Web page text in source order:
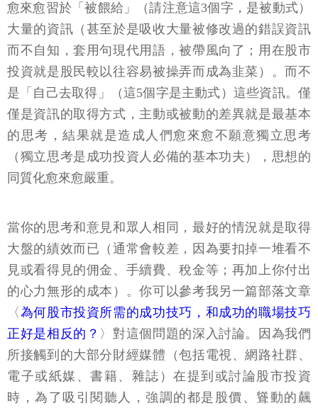
愈來愈習於「被餵給」（請注意這3個字，是被動式）
大量的資訊（甚至於是吸收大量被修改過的錯誤資訊
而不自知，套用句現代用語，被帶風向了；用在股市
投資就是股民較以往容易被操弄而成為韭菜）。而不
是「自己去取得」（這5個字是主動式）這些資訊。僅
僅是資訊的取得方式，主動或被動的差異就是最基本
的思考，結果就是造成人們愈來愈不願意獨立思考
（獨立思考是成功投資人必備的基本功夫），思想的
同質化愈來愈嚴重。
當你的思考和意見和眾人相同，最好的情況就是取得
大盤的績效而已（通常會較差，因為要扣掉一堆看不
見或看得見的佣金、手續費、稅金等；再加上你付出
的心力無形的成本）。你可以參考我另一篇部落文章
〈 為何股市投資所需的成功技巧，和成功的職場技巧
正好是相反的？ 〉對這個問題的深入討論。因為我們
所接觸到的大部分財經媒體（包括電視、網路社群、
電子或紙媒、書籍、雜誌）在提到或討論股市投資
時，為了吸引閱聽人，強調的都是股價、聳動的飆